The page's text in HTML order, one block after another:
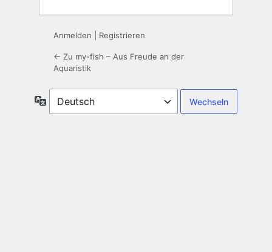
Anmelden Registrieren
← Zu my-fish – Aus Freude an der
Aquaristik
Sprache